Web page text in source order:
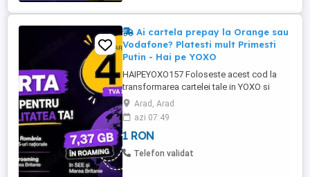
Ai cartela prepay la Orange sau
Vodafone? Platesti mult Primesti
Putin - Hai pe YOXO
HAIPEYOXO157 Foloseste acest cod la
transformarea cartelei tale in YOXO si
primesti o luna gratis! YOXO este un
serviciu 100% digital, fara perioada
contractuala oferit de Orange Romania.
Economiseste cu super beneficii la pretul
corect! Valabil pentru cartela noua sau
Arad, Arad
azi 07:49
1 RON
Telefon validat